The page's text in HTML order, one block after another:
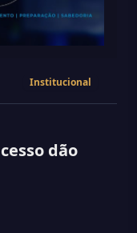
Institucional
dão